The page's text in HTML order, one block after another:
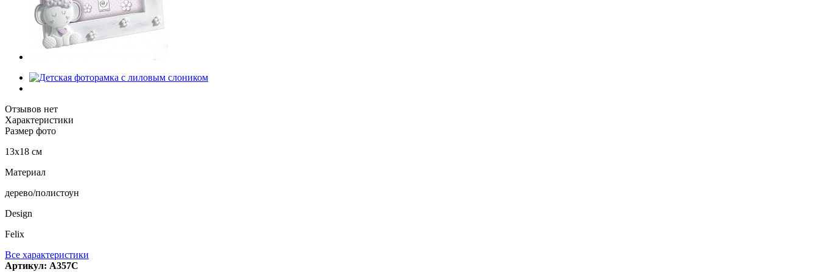
Отзывов нет
Характеристики
Размер фото
13х18 см
Материал
дерево/полистоун
Design
Felix
Все характеристики
Артикул: A357C